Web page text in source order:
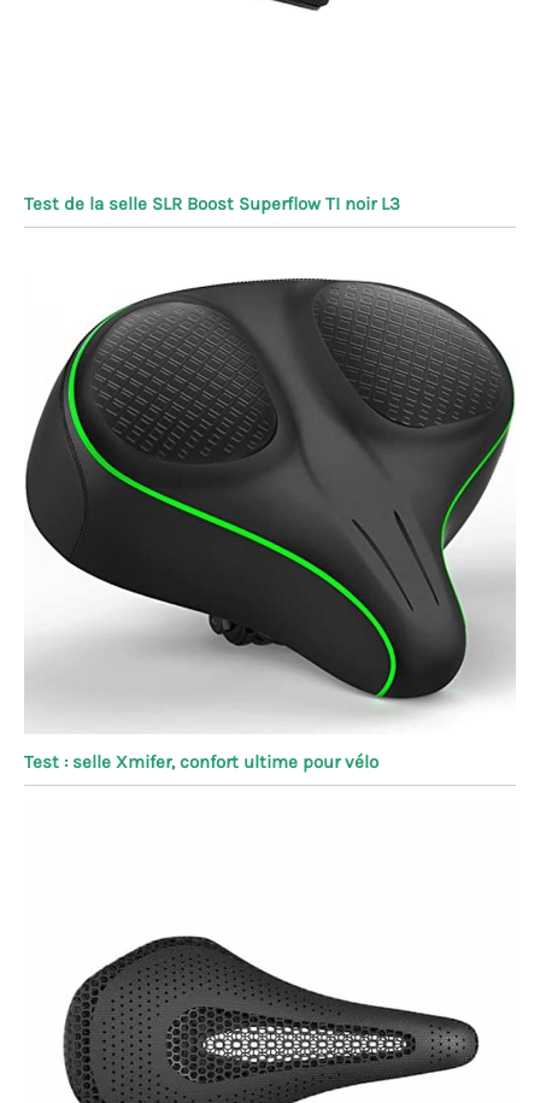
Test de la selle SLR Boost Superflow TI noir L3
Test : selle Xmifer, confort ultime pour vélo